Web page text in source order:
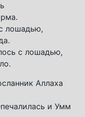
лошадью,
с лошадью,
Аллаха
и Умм